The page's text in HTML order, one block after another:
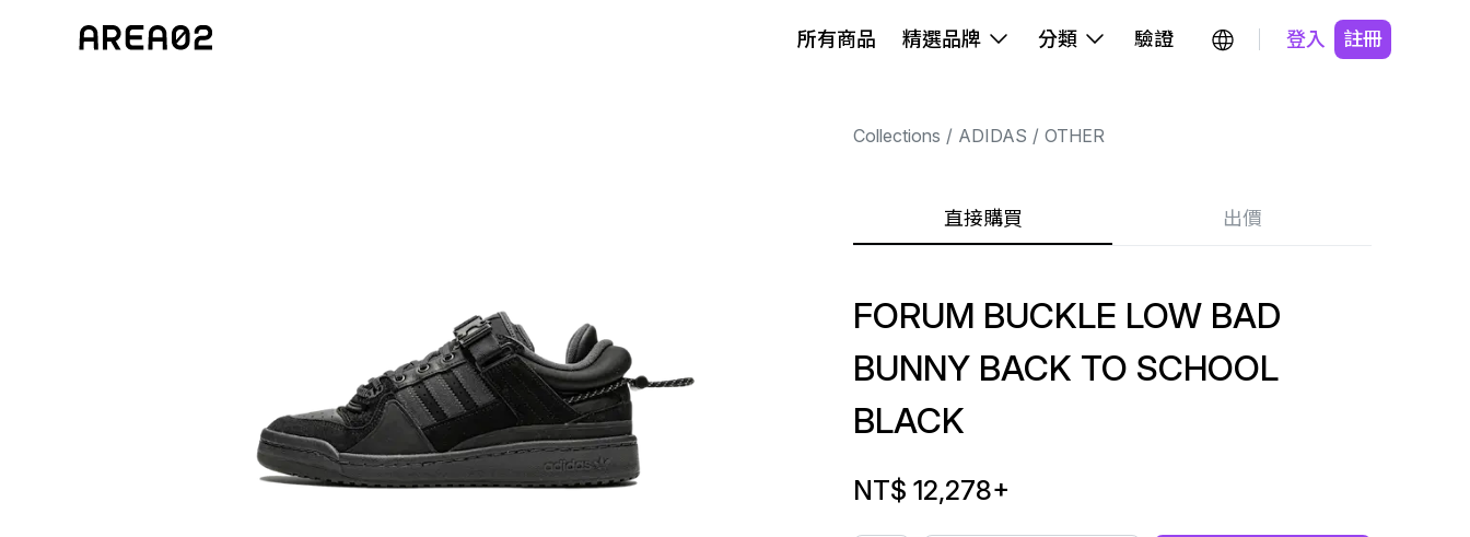
所有商品 精選品牌 分類 驗證 登入 註冊
Collections ADIDAS OTHER
直接購買 出價
FORUM BUCKLE LOW BAD
BUNNY BACK TO SCHOOL
BLACK
NT$ 12,278+